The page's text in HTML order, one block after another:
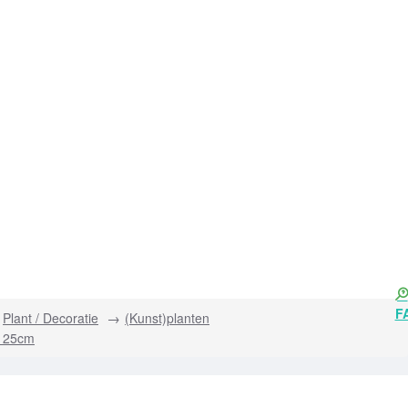
Plant / Decoratie
(Kunst)planten